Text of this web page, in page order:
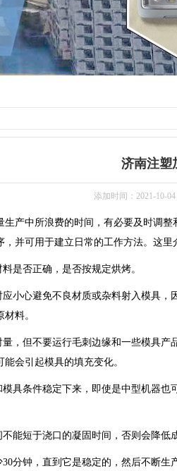
济南注塑
添加时间：2021-10-
生产中所浪费的时间，有必要及时调
，并可用于建立日常的工作方法。这里
是否正确，是否按规定烘烤。
小心避免不良材质或杂料射入模具
料。
，但不要运行毛刺边缘和一些模具
会引起模具的填充变化。
具条件稳定下来，即使是中型机器
能短于浇口的凝固时间，否则会降低
分钟，直到它是稳定的，然后不断